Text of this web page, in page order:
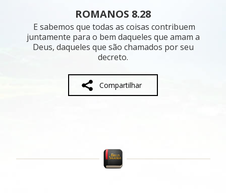
Blog
Parceiros
Sobre
ROMANOS 8.28
E sabemos que todas as coisas contribuem
juntamente para o bem daqueles que amam a
Deus, daqueles que são chamados por seu
decreto.
Compartilhar